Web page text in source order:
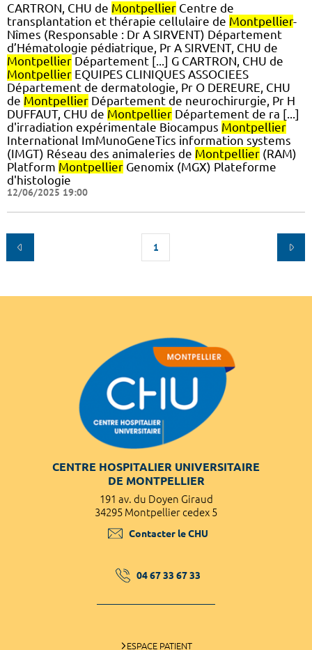
CARTRON, CHU de Montpellier Centre de
transplantation et thérapie cellulaire de Montpellier-
Nîmes (Responsable : Dr A SIRVENT) Département
d’Hématologie pédiatrique, Pr A SIRVENT, CHU de
Montpellier Département [...] G CARTRON, CHU de
Montpellier EQUIPES CLINIQUES ASSOCIEES
Département de dermatologie, Pr O DEREURE, CHU
de Montpellier Département de neurochirurgie, Pr H
DUFFAUT, CHU de Montpellier Département de ra [...]
d'irradiation expérimentale Biocampus Montpellier
International ImMunoGeneTics information systems
(IMGT) Réseau des animaleries de Montpellier (RAM)
Platform Montpellier Genomix (MGX) Plateforme
d'histologie
12/06/2025 19:00
1
CENTRE HOSPITALIER UNIVERSITAIRE
DE MONTPELLIER
191 av. du Doyen Giraud
34295 Montpellier cedex 5
Contacter le CHU
04 67 33 67 33
ESPACE PATIENT